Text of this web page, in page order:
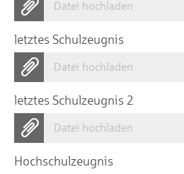
Datei hochladen
letztes Schulzeugnis
Datei hochladen
letztes Schulzeugnis 2
Datei hochladen
Hochschulzeugnis